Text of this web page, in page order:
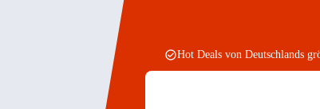
Hot Deals von Deutschlands